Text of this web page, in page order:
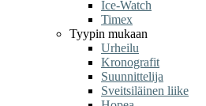
Ice-Watch
Timex
Tyypin mukaan
Urheilu
Kronografit
Suunnittelija
Sveitsiläinen liike